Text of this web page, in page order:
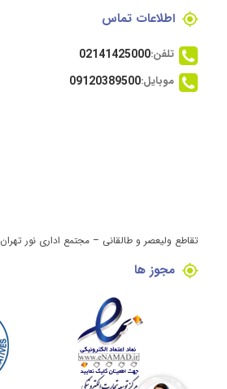
اطلاعات تماس
تلفن:02141425000
موبایل:09120389500
تقاطع ولیعصر و طالقانی – مجتمع اداری نور تهران
مجوز ها